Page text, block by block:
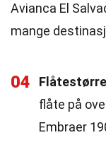
Avianca El
mange
04
flåte på
Embraer